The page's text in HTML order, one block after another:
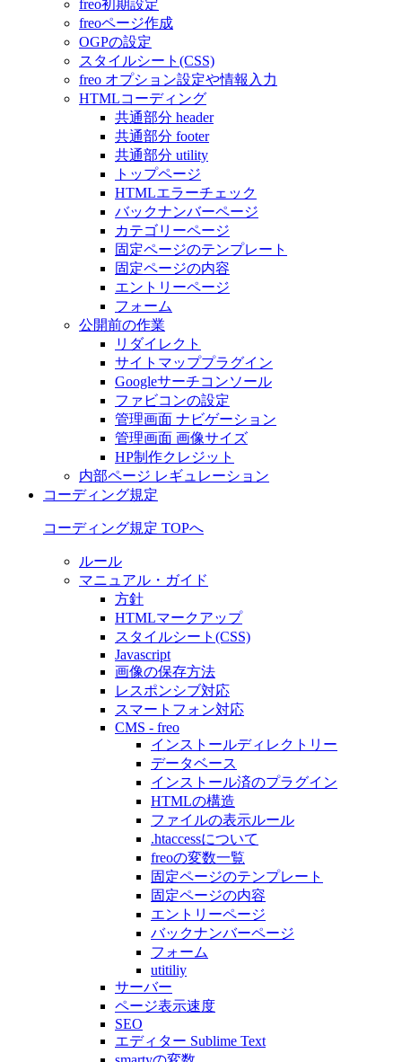
freo初期設定
freoページ作成
OGPの設定
スタイルシート(CSS)
freo オプション設定や情報入力
HTMLコーディング
共通部分 header
共通部分 footer
共通部分 utility
トップページ
HTMLエラーチェック
バックナンバーページ
カテゴリーページ
固定ページのテンプレート
固定ページの内容
エントリーページ
フォーム
公開前の作業
リダイレクト
サイトマッププラグイン
Googleサーチコンソール
ファビコンの設定
管理画面 ナビゲーション
管理画面 画像サイズ
HP制作クレジット
内部ページ レギュレーション
コーディング規定
コーディング規定 TOPへ
ルール
マニュアル・ガイド
方針
HTMLマークアップ
スタイルシート(CSS)
Javascript
画像の保存方法
レスポンシブ対応
スマートフォン対応
CMS - freo
インストールディレクトリー
データベース
インストール済のプラグイン
HTMLの構造
ファイルの表示ルール
.htaccessについて
freoの変数一覧
固定ページのテンプレート
固定ページの内容
エントリーページ
バックナンバーページ
フォーム
utitiliy
サーバー
ページ表示速度
SEO
エディター Sublime Text